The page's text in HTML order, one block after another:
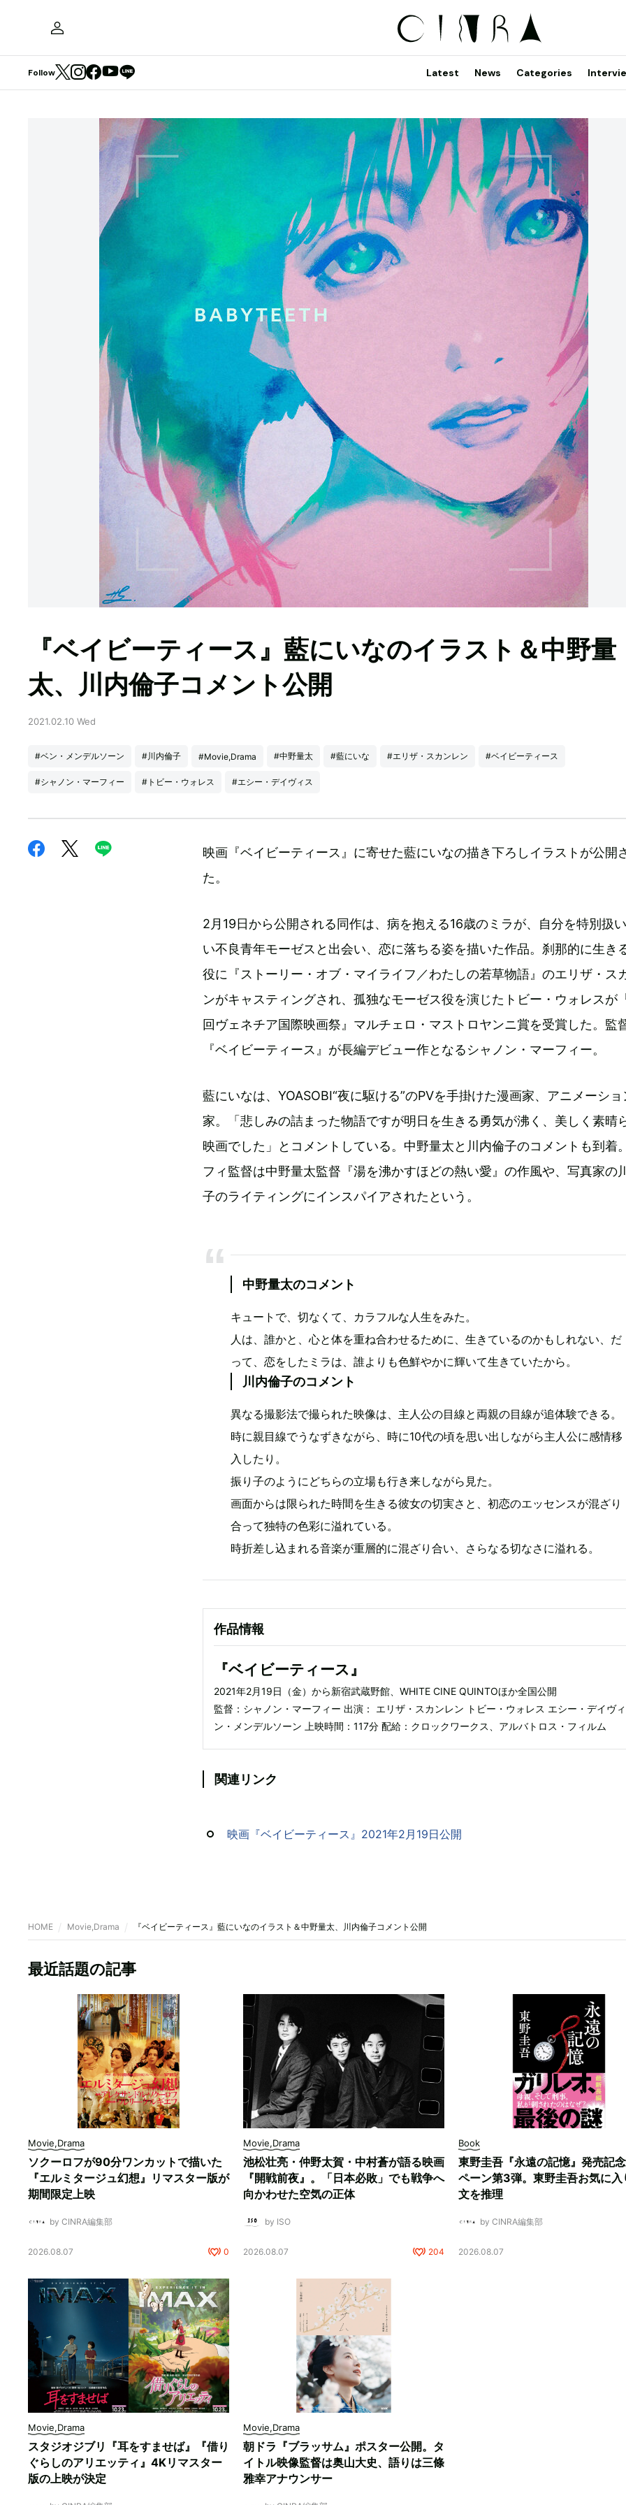
Follow Latest News Categories
『ベイビーティース』藍にいなのイラスト＆中野量
太、川内倫子コメント公開
2021.02.10 Wed
#ベン・メンデルソーン #川内倫子 #Movie,Drama #中野量太 #藍にいな #エリザ・スカンレン #ベイビーティース
#シャノン・マーフィー #トビー・ウォレス #エシー・デイヴィス
映画『ベイビーティース』に寄せた藍にいなの描き下ろしイラストが公開
た。
2月19日から公開される同作は、病を抱える16歳のミラが、自分を特別扱
い不良青年モーゼスと出会い、恋に落ちる姿を描いた作品。刹那的に生き
役に『ストーリー・オブ・マイライフ／わたしの若草物語』のエリザ・ス
ンがキャスティングされ、孤独なモーゼス役を演じたトビー・ウォレスが
回ヴェネチア国際映画祭』マルチェロ・マストロヤンニ賞を受賞した。監
『ベイビーティース』が長編デビュー作となるシャノン・マーフィー。
藍にいなは、YOASOBI“夜に駆ける”のPVを手掛けた漫画家、アニメーショ
家。「悲しみの詰まった物語ですが明日を生きる勇気が沸く、美しく素晴
映画でした」とコメントしている。中野量太と川内倫子のコメントも到着
フィ監督は中野量太監督『湯を沸かすほどの熱い愛』の作風や、写真家の
子のライティングにインスパイアされたという。
中野量太のコメント
キュートで、切なくて、カラフルな人生をみた。
人は、誰かと、心と体を重ね合わせるために、生きているのかもしれない、だ
って、恋をしたミラは、誰よりも色鮮やかに輝いて生きていたから。
川内倫子のコメント
異なる撮影法で撮られた映像は、主人公の目線と両親の目線が追体験できる。
時に親目線でうなずきながら、時に10代の頃を思い出しながら主人公に感情移
入したり。
振り子のようにどちらの立場も行き来しながら見た。
画面からは限られた時間を生きる彼女の切実さと、初恋のエッセンスが混ざり
合って独特の色彩に溢れている。
時折差し込まれる音楽が重層的に混ざり合い、さらなる切なさに溢れる。
作品情報
『ベイビーティース』
2021年2月19日（金）から新宿武蔵野館、WHITE CINE QUINTOほか全国公開
監督：シャノン・マーフィー 出演： エリザ・スカンレン トビー・ウォレス エシー・デイヴ
ン・メンデルソーン 上映時間：117分 配給：クロックワークス、アルバトロス・フィルム
関連リンク
映画『ベイビーティース』2021年2月19日公開
HOME Movie,Drama 『ベイビーティース』藍にいなのイラスト＆中野量太、川内倫子コメント公開
最近話題の記事
Movie,Drama
ソクーロフが90分ワンカットで描いた
『エルミタージュ幻想』リマスター版が
期間限定上映
by CINRA編集部
2026.08.07 0
Movie,Drama
池松壮亮・仲野太賀・中村蒼が語る映画
『開戦前夜』。「日本必敗」でも戦争へ
向かわせた空気の正体
by ISO
2026.08.07 204
Book
東野圭吾『永遠の記憶』発売記
ペーン第3弾。東野圭吾お気に入
文を推理
by CINRA編集部
2026.08.07
Movie,Drama
スタジオジブリ『耳をすませば』『借り
ぐらしのアリエッティ』4Kリマスター
版の上映が決定
Movie,Drama
朝ドラ『ブラッサム』ポスター公開。タ
イトル映像監督は奥山大史、語りは三條
雅幸アナウンサー